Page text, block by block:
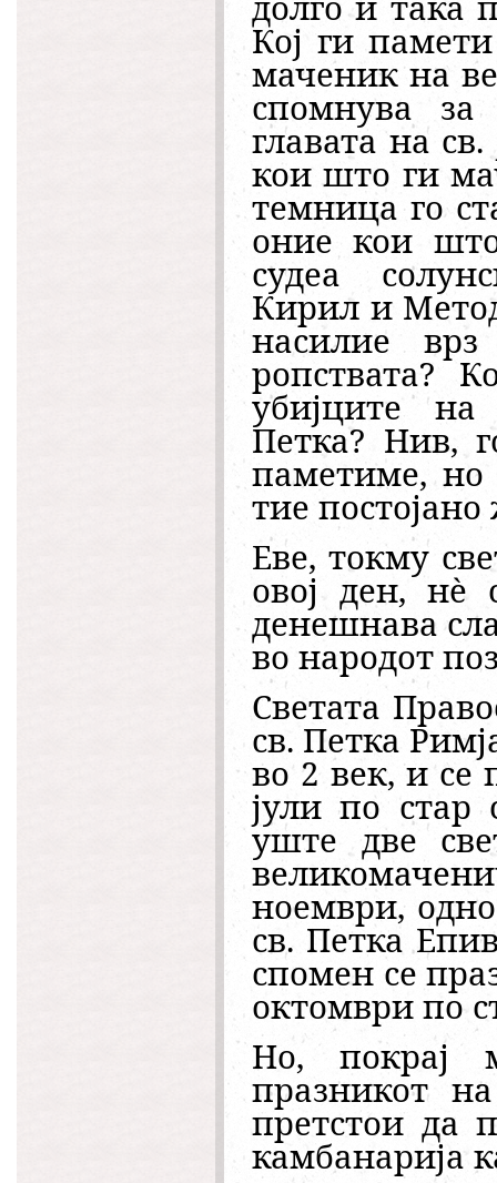
Кој ги
маченик на
спомнува
главата на
кои што ги
темница го
оние кои
судеа
Кирил и
насилие
ропствата?
убијците
Петка? Нив,
паметиме, но
тие постојано
Еве, токму
овој ден, нè
денешнава
во народот
Светата
св. Петка
во 2 век, и се
јули по стар
уште две
ноември,
св. Петка
спомен се
октомври по
Но, покрај
празникот
претстои да
камбанарија